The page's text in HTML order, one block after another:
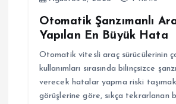
Otomatik Şanzımanlı
Yapılan En Büyük Hata
Otomatik vitesli araç sürücülerinin
kullanımları sırasında bilinçsizce
verecek hatalar yapma riski
görüşlerine göre, sıkça tekrarlanan